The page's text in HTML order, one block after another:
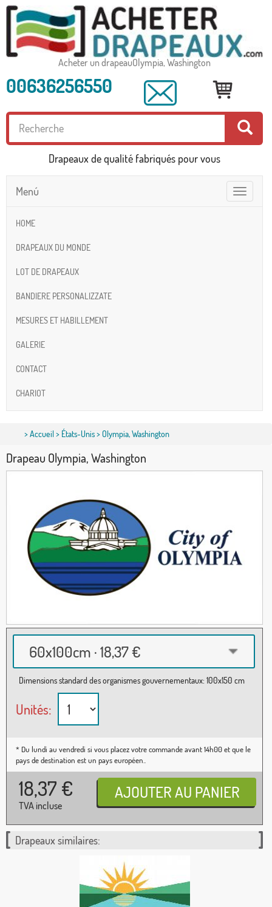
Acheter un drapeauOlympia, Washington
00636256550
Drapeaux de qualité fabriqués pour vous
Toggle
navigation
Menú
HOME
DRAPEAUX DU MONDE
LOT DE DRAPEAUX
BANDIERE PERSONALIZZATE
MESURES ET HABILLEMENT
GALERIE
CONTACT
CHARIOT
>Accueil> États-Unis> Olympia, Washington
Drapeau Olympia, Washington
60x100cm · 18,37 €
Dimensions standard des organismes gouvernementaux: 100x150 cm
Unités:
* Du lundi au vendredi si vous placez votre commande avant 14h00 et que le
pays de destination est un pays européen..
18,37 €
TVA incluse
Drapeaux similaires: